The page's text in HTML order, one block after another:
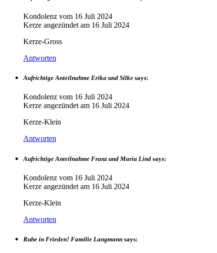
Kondolenz vom 16 Juli 2024
Kerze angezündet am 16 Juli 2024
Kerze-Gross
Antworten
Aufrichtige Anteilnahme Erika und Silke says:
Kondolenz vom 16 Juli 2024
Kerze angezündet am 16 Juli 2024
Kerze-Klein
Antworten
Aufrichtige Anteilnahme Franz und Maria Lind says:
Kondolenz vom 16 Juli 2024
Kerze angezündet am 16 Juli 2024
Kerze-Klein
Antworten
Ruhe in Frieden! Familie Langmann says: